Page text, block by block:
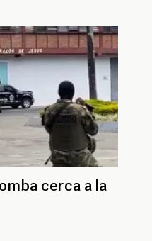
cerca a la